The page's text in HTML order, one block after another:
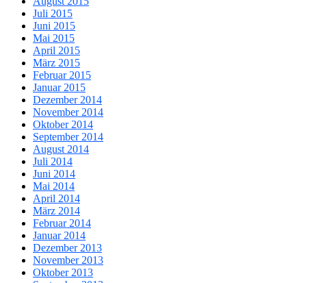
Juli 2015
Juni 2015
Mai 2015
April 2015
März 2015
Februar 2015
Januar 2015
Dezember 2014
November 2014
Oktober 2014
September 2014
August 2014
Juli 2014
Juni 2014
Mai 2014
April 2014
März 2014
Februar 2014
Januar 2014
Dezember 2013
November 2013
Oktober 2013